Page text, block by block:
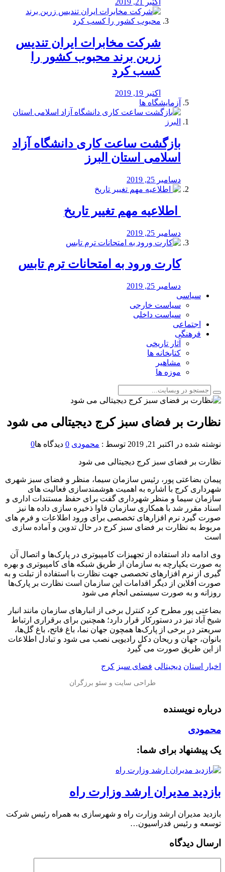
اکتبر 21, 2019
شرکت مخابرات ایران تندیس
زرین برند محبوب کشور را
کسب کرد
اکتبر 19, 2019
آزمایشگاه ها
بازگشت ساعت کاری دانشگاه آزاد
اسلامی استان البرز
دسامبر 25, 2019
️ اطلاعیه مهم تغییر تاریخ
دسامبر 25, 2019
کارت ورود به امتحانات ترم تابس
دسامبر 25, 2019
سیاسی
سیاست خارجی
سیاست داخلی
اجتماعی
فرهنگی
آثار تاریخی
کتابخانه ها
مشاهیر
موزه ها
نظارت بر فضای سبز کرج دیجیتالی می شود
نوشته شده در اکتبر 21, 2019 توسط : محمودی 0 دیدگاه ها0
نظارت بر فضای سبز کرج دیجیتالی می شود
پیمان بضاعتی پور، رئیس سازمان سیما، منظر و فضای سبز شهری
شهرداری کرج با اشاره به اهمیت هوشمندسازی فعالیت های
سازمان سیما و منظر شهرداری گفت برای حفظ مستندات اداری و
اسناد مقرر شد با همکاری سازمان فاوا ذخیره سازی داده ها نیز
صورت گیرد نرم افزارهای تخصصی برای ورود اطلاعات و فرم های
مربوط به نظارت بر فضای سبز کرج در حال تدوین و آماده سازی
است
وی ادامه داد استفاده از تجهیزات کامپیوتری در پارک‌ها و اتصال آن
به صورت یکپارچه به سازمان از طریق شبکه های کامپیوتری و بهره
گیری از نرم افزارهای تخصصی جهت نظارت با استفاده از تبلت و به
صورت آفلاین از دیگر اقدامات این سازمان است نظارت بر پارک‌ها
روزانه و به صورت سیستمی انجام می شود
بضاعتی پور مطرح کرد کنترل برخی از انبارهای سازمان مانند انبار
شیخ آباد نیز در دستورکار قرار دارد؛ همچنین برای برقراری ارتباط
سریعتر در برخی از پارک‌ها همچون جهان نما، باغ فاتح، باغ گل‌ها،
بانوان، جهان و ریحان دکل رادیویی نصب می شود و تبادل اطلاعات
از این طریق صورت می گیرد
اخبار استان دیجیتالی فضای سبز کرج
درباره نویسنده
محمودی
یک پیشنهاد برای شما:
بازدید مدیران ارشد وزارت راه
بازدید مدیران ارشد وزارت راه و شهرسازی به همراه رئیس شرکت
توسعه و رئیس فدراسیون…
ارسال دیدگاه